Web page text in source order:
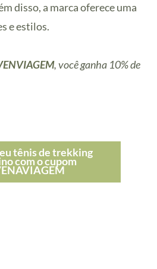
disso, a marca oferece uma
e estilos.
, você ganha 10% de
tênis de trekking
com o cupom